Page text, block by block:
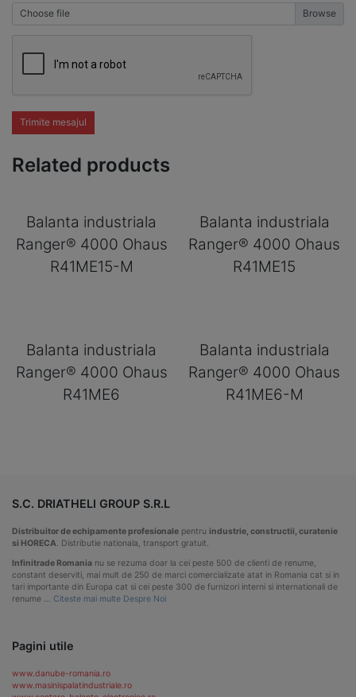
Choose file
Trimite mesajul
Related products
Balanta industriala
Ranger® 4000 Ohaus
R41ME15-M
Balanta industriala
Ranger® 4000 Ohaus
R41ME15
Balanta industriala
Ranger® 4000 Ohaus
R41ME6
Balanta industriala
Ranger® 4000 Ohaus
R41ME6-M
S.C. DRIATHELI GROUP S.R.L
Distribuitor de echipamente profesionale pentru industrie, constructii, curatenie
si HORECA . Distributie nationala, transport gratuit.
Infinitrade Romania nu se rezuma doar la cei peste 500 de clienti de renume,
constant deserviti, mai mult de 250 de marci comercializate atat in Romania cat si in
tari importante din Europa cat si cei peste 300 de furnizori interni si internationali de
renume … Citeste mai multe Despre Noi
Pagini utile
www.danube-romania.ro
www.masinispalatindustriale.ro